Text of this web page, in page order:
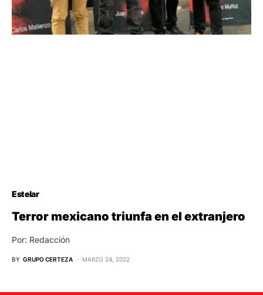
Estelar
Terror mexicano triunfa en el extranjero
Por: Redacción
BY GRUPO CERTEZA MARZO 24, 2022